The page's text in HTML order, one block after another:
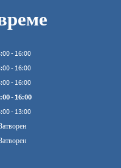
:00- 16:00
От 08:00 до 16:00
:00- 16:00
От 08:00 до 16:00
:00- 16:00
От 08:00 до 16:00
:00- 16:00
От 08:00 до 16:00
:00- 13:00